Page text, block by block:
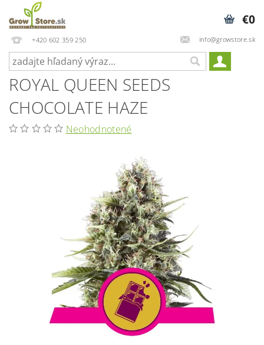
+420 602 359 250 info@growstore.sk
€0
ROYAL QUEEN SEEDS
CHOCOLATE HAZE
Neohodnotené